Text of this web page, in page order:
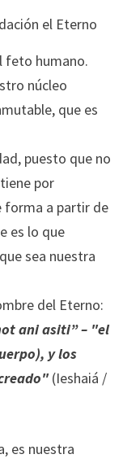
el Eterno
feto humano.
núcleo
que es
puesto que no
por
forma a partir de
es lo que
sea nuestra
del Eterno:
ani asiti” – "el
y los
(Ieshaiá /
es nuestra